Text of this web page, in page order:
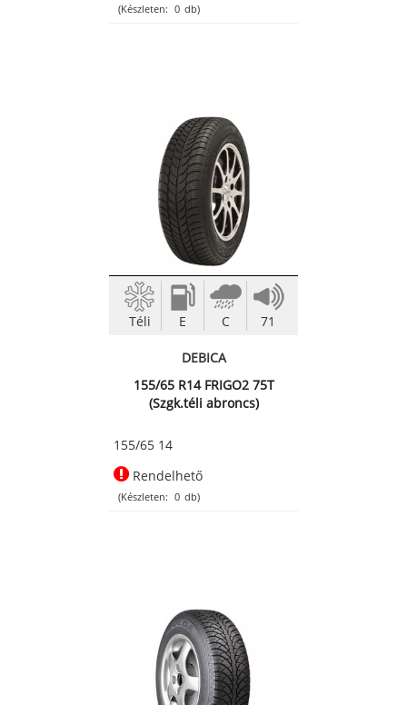
(Készleten: 0 db)
Téli E C 71
DEBICA
155/65 R14 FRIGO2 75T
(Szgk.téli abroncs)
155/65 14
Rendelhető
(Készleten: 0 db)